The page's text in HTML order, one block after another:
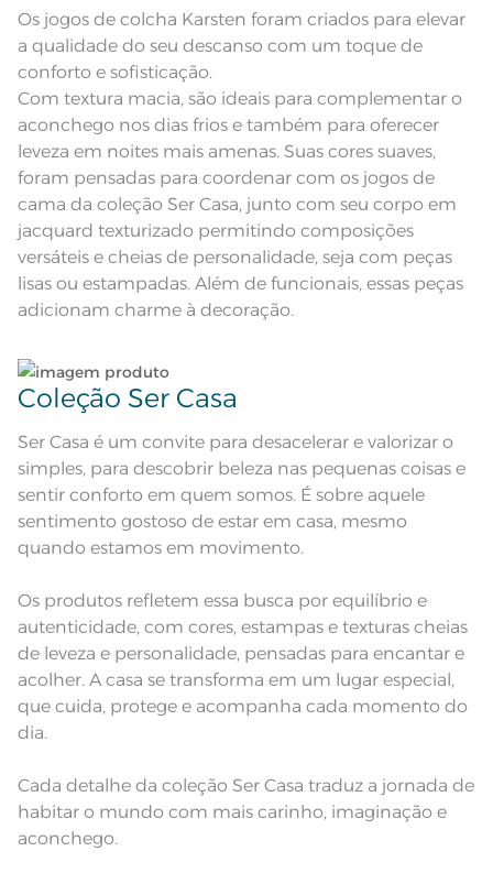
zigue-zague
Composição 100% Poliéster
Tamanho Solteiro
Cor Branco
Itens Inclusos 1 Colcha e 1 Porta-travesseiro
Medida 1,80m x 2,60m
Acabamento Tinto
Instruções de Lavagem
Observações
Pode haver pequena variação de
cor, de acordo com a configuração
e modelo do monitor ou do
aparelho celular. Consultar a cor
nas especificações técnicas do
ciclo;
Lave as peças no ciclo leve, suave ou delicado de
sua lavadora;
Enxágue as peças com bastante água;
Utilize a quantidade mínima de amaciante e sabão;
Leia atentamente as instruções na etiqueta.
Os jogos de colcha Karsten foram criados para elevar
a qualidade do seu descanso com um toque de
conforto e sofisticação.
Com textura macia, são ideais para complementar o
aconchego nos dias frios e também para oferecer
leveza em noites mais amenas. Suas cores suaves,
foram pensadas para coordenar com os jogos de
cama da coleção Ser Casa, junto com seu corpo em
jacquard texturizado permitindo composições
versáteis e cheias de personalidade, seja com peças
lisas ou estampadas. Além de funcionais, essas peças
adicionam charme à decoração.
Coleção Ser Casa
Ser Casa é um convite para desacelerar e valorizar o
simples, para descobrir beleza nas pequenas coisas e
sentir conforto em quem somos. É sobre aquele
sentimento gostoso de estar em casa, mesmo
quando estamos em movimento.
Os produtos refletem essa busca por equilíbrio e
autenticidade, com cores, estampas e texturas cheias
de leveza e personalidade, pensadas para encantar e
acolher. A casa se transforma em um lugar especial,
que cuida, protege e acompanha cada momento do
dia.
Cada detalhe da coleção Ser Casa traduz a jornada de
habitar o mundo com mais carinho, imaginação e
aconchego.